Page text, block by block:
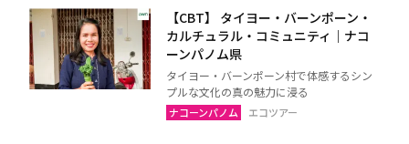
【CBT】 タイヨー・バーンポーン・
カルチュラル・コミュニティ｜ナコ
ーンパノム県
タイヨー・バーンポーン村で体感するシン
プルな文化の真の魅力に浸る
ナコーンパノム エコツアー